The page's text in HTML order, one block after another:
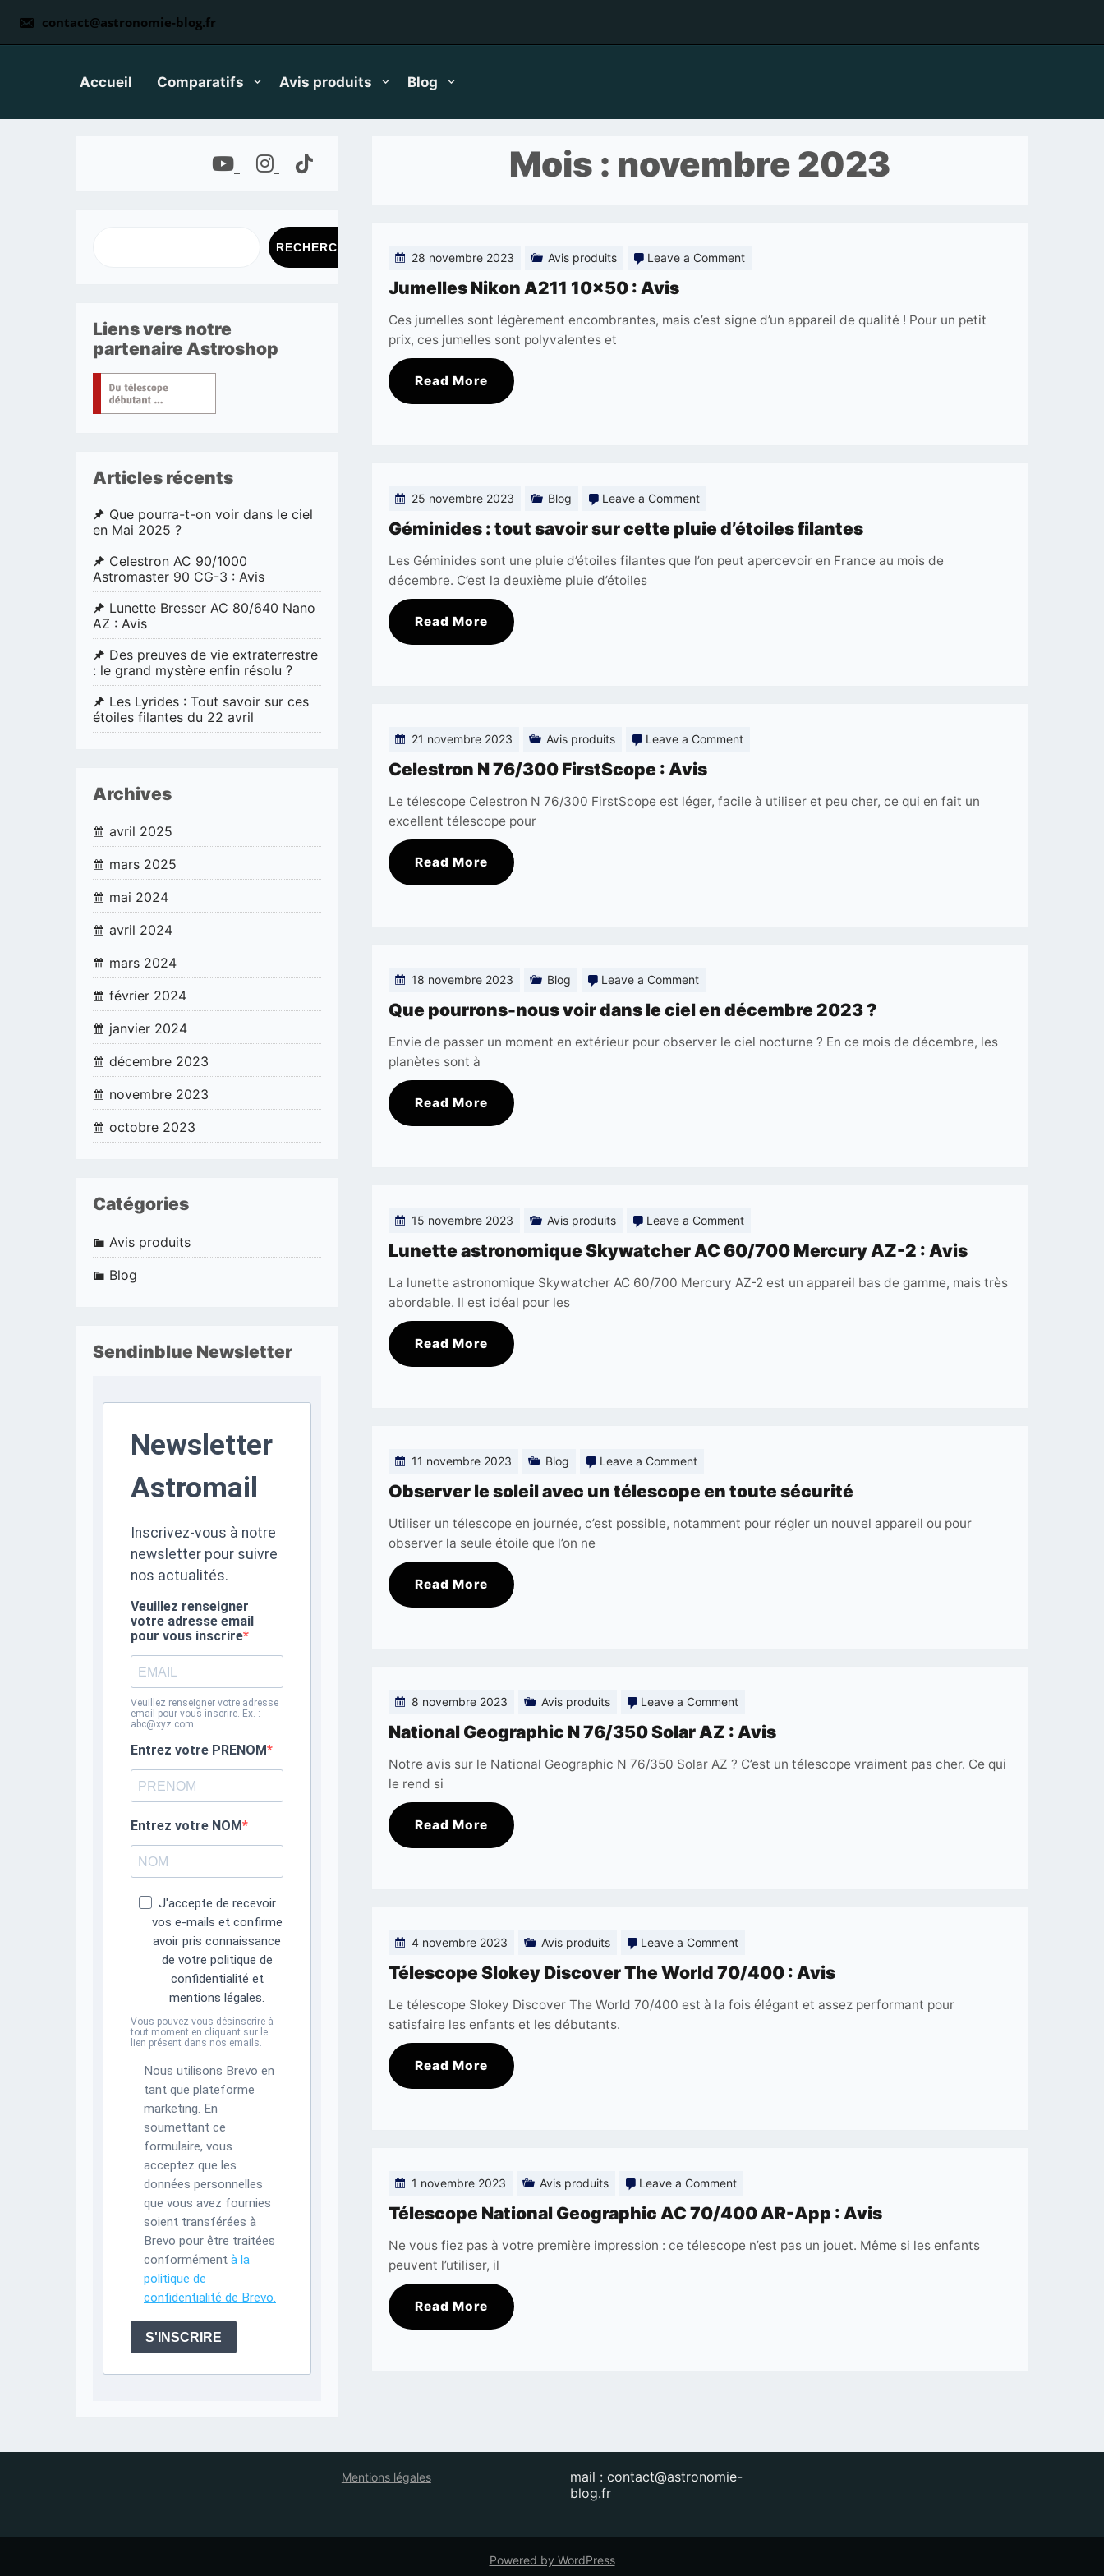
content
contact@astronomie-blog.fr
Accueil Comparatifs Avis produits Blog
Mois : novembre 2023
28 novembre 2023 Avis produits Leave a Commenton
Jumelles Nikon A211 10×50 : Avis
Ces jumelles sont légèrement encombrantes, mais c’est signe d’un appareil de qualité ! Pour un petit
prix, ces jumelles sont polyvalentes et
Read More
25 novembre 2023 Blog Leave a Commenton
Géminides
tout
Géminides : tout savoir sur cette pluie d’étoiles filantes
Les Géminides sont une pluie d’étoiles filantes que l’on peut apercevoir en France au mois de
décembre. C’est la deuxième pluie d’étoiles
Read More
21 novembre 2023 Avis produits Leave a Commenton
Celestron N 76/300 FirstScope : Avis
Le télescope Celestron N 76/300 FirstScope est léger, facile à utiliser et peu cher, ce qui en fait un
excellent télescope pour
Read More
18 novembre 2023 Blog Leave a Commenton
Que
2023
?
Que pourrons-nous voir dans le ciel en décembre 2023 ?
Envie de passer un moment en extérieur pour observer le ciel nocturne ? En ce mois de décembre, les
planètes sont à
Read More
15 novembre 2023 Avis produits Leave a Commenton
Lunette
Lunette astronomique Skywatcher AC 60/700 Mercury AZ-2 : Avis
La lunette astronomique Skywatcher AC 60/700 Mercury AZ-2 est un appareil bas de gamme, mais très
abordable. Il est idéal pour les
Read More
11 novembre 2023 Blog Leave a Commenton
Observer
Observer le soleil avec un télescope en toute sécurité
Utiliser un télescope en journée, c’est possible, notamment pour régler un nouvel appareil ou pour
observer la seule étoile que l’on ne
Read More
8 novembre 2023 Avis produits Leave a Commenton
National
National Geographic N 76/350 Solar AZ : Avis
Notre avis sur le National Geographic N 76/350 Solar AZ ? C’est un télescope vraiment pas cher. Ce qui
le rend si
Read More
4 novembre 2023 Avis produits Leave a Commenton
Télescope
Discover
Télescope Slokey Discover The World 70/400 : Avis
Le télescope Slokey Discover The World 70/400 est à la fois élégant et assez performant pour
satisfaire les enfants et les débutants.
Read More
1 novembre 2023 Avis produits Leave a Commenton
Télescope
Geographic
Télescope National Geographic AC 70/400 AR-App : Avis
Ne vous fiez pas à votre première impression : ce télescope n’est pas un jouet. Même si les enfants
peuvent l’utiliser, il
Read More
RECHERCHER
Liens vers notre
partenaire Astroshop
Articles récents
Que pourra-t-on voir dans le ciel
en Mai 2025 ?
Celestron AC 90/1000
Astromaster 90 CG-3 : Avis
Lunette Bresser AC 80/640 Nano
AZ : Avis
Des preuves de vie extraterrestre
: le grand mystère enfin résolu ?
Les Lyrides : Tout savoir sur ces
étoiles filantes du 22 avril
Archives
avril 2025
mars 2025
mai 2024
avril 2024
mars 2024
février 2024
janvier 2024
décembre 2023
novembre 2023
octobre 2023
Catégories
Avis produits
Blog
Sendinblue Newsletter
Newsletter
Astromail
Inscrivez-vous à notre
newsletter pour suivre
nos actualités.
Veuillez renseigner
votre adresse email
pour vous inscrire
Veuillez renseigner votre adresse
email pour vous inscrire. Ex. :
abc@xyz.com
Entrez votre PRENOM
Entrez votre NOM
J'accepte de recevoir
vos e-mails et confirme
avoir pris connaissance
de votre politique de
confidentialité et
mentions légales.
Vous pouvez vous désinscrire à
tout moment en cliquant sur le
lien présent dans nos emails.
Nous utilisons Brevo en
tant que plateforme
marketing. En
soumettant ce
formulaire, vous
acceptez que les
données personnelles
que vous avez fournies
soient transférées à
Brevo pour être traitées
conformément à la
politique de
confidentialité de Brevo.
S'INSCRIRE
Mentions légales
mail : contact@astronomie-
blog.fr
Powered by WordPress